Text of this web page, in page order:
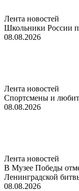
Лента новостей
Школьники России
08.08.2026
Лента новостей
Спортсмены и
08.08.2026
Лента новостей
В Музее Победы
Ленинградской
08.08.2026